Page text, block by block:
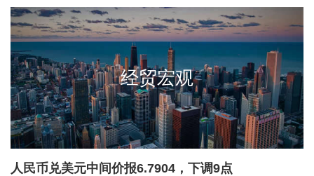
经贸宏观
人民币兑美元中间价报6.7904，下调9点